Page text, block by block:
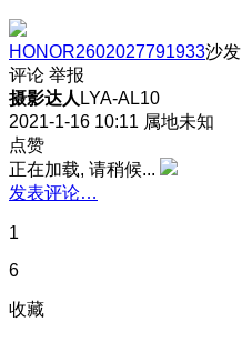
HONOR2602027791933沙发
评论 举报
摄影达人 LYA-AL10
2021-1-16 10:11 属地未知
点赞
正在加载, 请稍候...
发表评论…
1
6
收藏